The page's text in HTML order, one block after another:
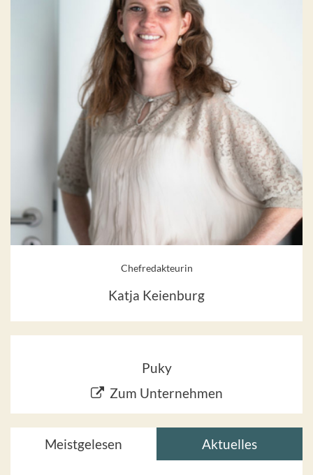
Chefredakteurin
Katja Keienburg
Puky
Zum Unternehmen
Meistgelesen Aktuelles